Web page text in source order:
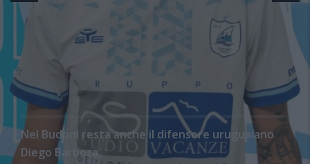
Nel Budoni resta anche il difensore uruguaiano
Diego Barboza